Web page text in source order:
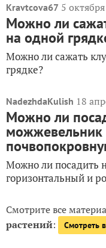
Kravtcova67 5
Можно ли
на одной
Можно ли сажать
грядке?
NadezhdaKulish 18
Можно ли
можжевельник
Можно ли посадить
горизонтальный и
Смотрите все
растений: Смотреть